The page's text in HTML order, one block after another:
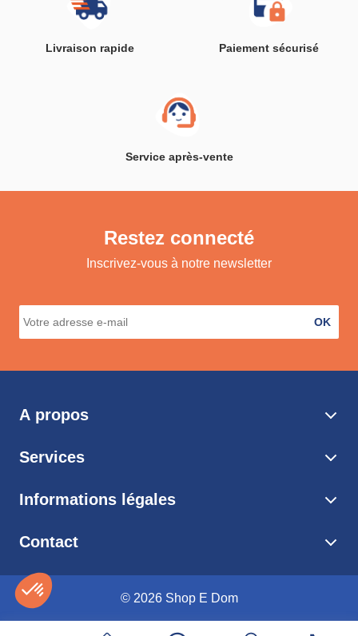
Livraison rapide Paiement sécurisé
Service après-vente
Restez connecté
Inscrivez-vous à notre newsletter
OK
A propos
Services
Informations légales
Contact
© 2026 Shop E Dom